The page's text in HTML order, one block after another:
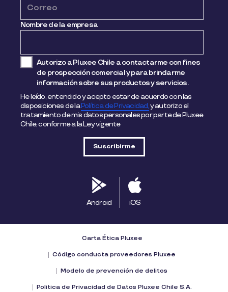
Nombre de la empresa
Autorizo a Pluxee Chile a contactarme con fines
de prospección comercial y para brindarme
información sobre sus productos y servicios.
He leído, entendido y acepto estar de acuerdo con las
disposiciones de laPolítica de Privacidad,y autorizo el
tratamiento de mis datos personales por parte de Pluxee
Chile, conforme a la Ley vigente
Android iOS
Carta Ética Pluxee
Código conducta proveedores Pluxee
Modelo de prevención de delitos
Politica de Privacidad de Datos Pluxee Chile S.A.